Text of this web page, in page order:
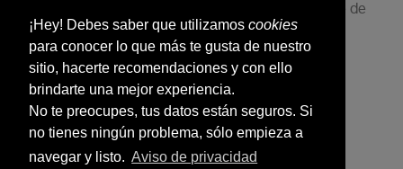
¡Hey! Debes saber que utilizamos cookies
para conocer lo que más te gusta de nuestro
sitio, hacerte recomendaciones y con ello
brindarte una mejor experiencia.
No te preocupes, tus datos están seguros. Si
no tienes ningún problema, sólo empieza a
navegar y listo. Aviso de privacidad
fines no lucrativos siempre que se cite la fuente de
conformidad con el AVISO LEGAL.